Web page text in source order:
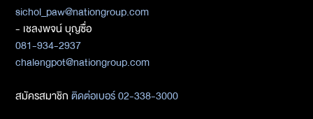
sichol_paw@nationgroup.com
- เชลงพจน์ บุญซื่อ
081-934-2937
chalengpot@nationgroup.com
สมัครสมาชิกติดต่อเบอร์ 02-338-3000